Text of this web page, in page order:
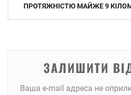
записів
ПРОТЯЖНІСТЮ МАЙЖЕ 9
ЗАЛИШИТИ
Ваша e-mail адреса не